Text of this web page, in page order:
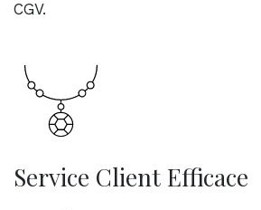
CGV.
Service Client Efficace